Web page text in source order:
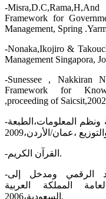
-
Framework for
Management, Spring
-Nonaka,Ikojiro &
Management Singapora,
-Sunessee , Nakkiran
Framework for
,proceeding of
-أحمد الخطيب،خالد زيغان، إدارة المعرفة ونظم المعلومات،الطبعة
-القرآن الكريم.
-حسن مظفر الرزو،مقومات الاقتصاد الرقمي ومدخل إلى
المملكة العربية
السعودية،2006.